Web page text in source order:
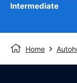
Intermediate
Home